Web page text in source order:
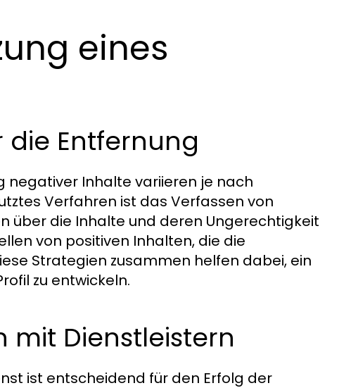
eines
Entfernung
negativer Inhalte variieren je nach
Verfahren ist das Verfassen von
über die Inhalte und deren Ungerechtigkeit
von positiven Inhalten, die die
Strategien zusammen helfen dabei, ein
zu entwickeln.
mit Dienstleistern
ist entscheidend für den Erfolg der